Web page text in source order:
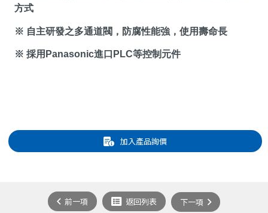
方式
※ 自主研發之多通道閥，防腐性能強，使用壽命長
※ 採用 Panasonic進口 PLC等控制元件
加入產品詢價
前一項 返回列表 下一項